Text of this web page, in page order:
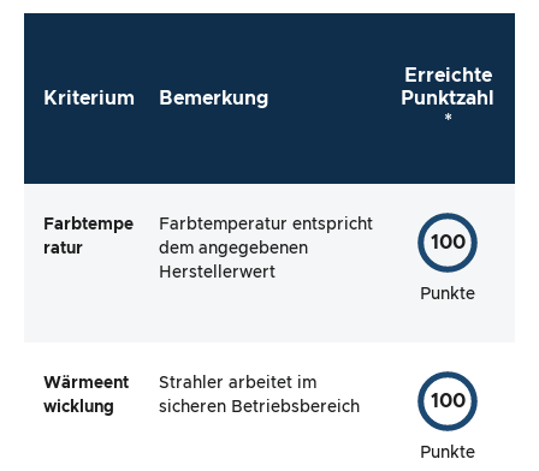
Kriterium Bemerkung
Erreichte
Punktzahl
*
Farbtempe
ratur
Farbtemperatur entspricht
dem angegebenen
Herstellerwert
100
Punkte
Wärmeent
wicklung
Strahler arbeitet im
sicheren Betriebsbereich
100
Punkte